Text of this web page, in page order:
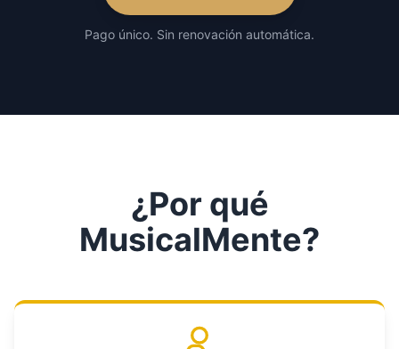
Pago único. Sin renovación automática.
¿Por qué
MusicalMente?